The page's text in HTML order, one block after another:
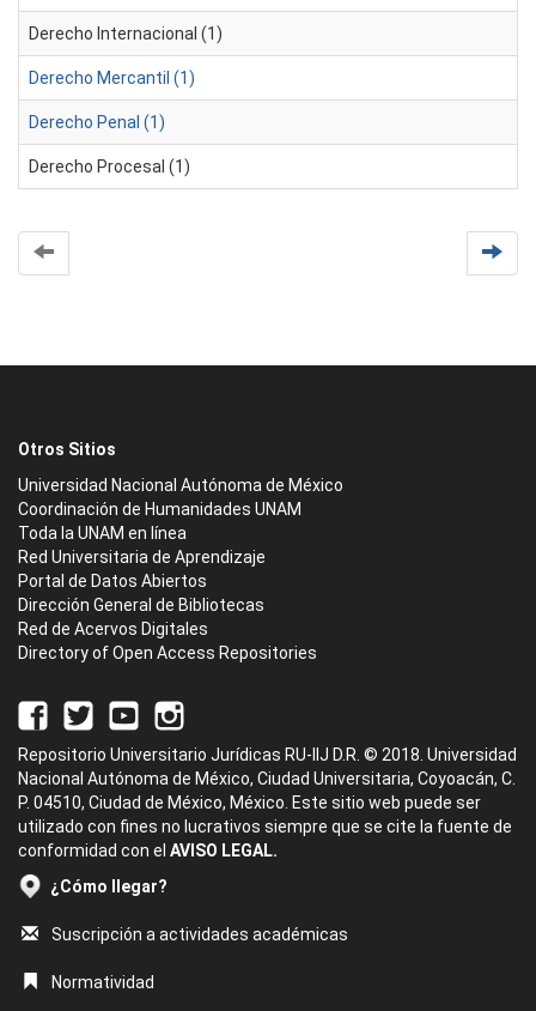
Derecho Internacional (1)
Derecho Mercantil (1)
Derecho Penal (1)
Derecho Procesal (1)
Otros Sitios
Universidad Nacional Autónoma de México
Coordinación de Humanidades UNAM
Toda la UNAM en línea
Red Universitaria de Aprendizaje
Portal de Datos Abiertos
Dirección General de Bibliotecas
Red de Acervos Digitales
Directory of Open Access Repositories
Repositorio Universitario Jurídicas RU-IIJ D.R. © 2018. Universidad
Nacional Autónoma de México, Ciudad Universitaria, Coyoacán, C.
P. 04510, Ciudad de México, México. Este sitio web puede ser
utilizado con fines no lucrativos siempre que se cite la fuente de
conformidad con el AVISO LEGAL.
¿Cómo llegar?
Suscripción a actividades académicas
Normatividad